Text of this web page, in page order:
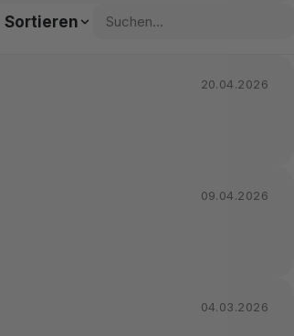
Sortieren
20.04.2026
09.04.2026
04.03.2026